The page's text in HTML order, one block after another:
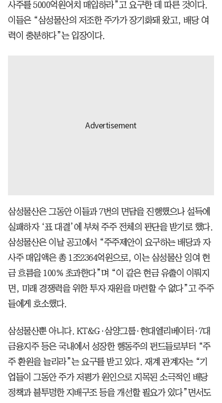
사주를 5000억원어치 매입하라”고 요구한 데 따른 것이다.
이들은 “삼성물산의 저조한 주가가 장기화돼 왔고, 배당 여
력이 충분하다”는 입장이다.
삼성물산은 그동안 이들과 7번의 면담을 진행했으나 설득에
실패하자 ‘표 대결’에 부쳐 주주 전체의 판단을 받기로 했다.
삼성물산은 이날 공고에서 “주주제안이 요구하는 배당과 자
사주 매입액은 총 1조2364억원으로, 이는 삼성물산 잉여 현
금 흐름을 100% 초과한다”며 “이 같은 현금 유출이 이뤄지
면, 미래 경쟁력을 위한 투자 재원을 마련할 수 없다”고 주주
들에게 호소했다.
삼성물산뿐 아니다. KT&G·삼양그룹·현대엘리베이터·7대
금융지주 등은 국내에서 성장한 행동주의 펀드들로부터 “주
주 환원을 늘리라”는 요구를 받고 있다. 재계 관계자는 “기
업들이 그동안 주가 저평가 원인으로 지목된 소극적인 배당
정책과 불투명한 지배구조 등을 개선할 필요가 있다”면서도